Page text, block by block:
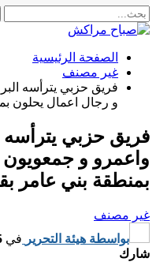
الصفحة الرئيسية
غير مصنف
فريق حزبي يترأسه
و رجال اعمال يحلون
فريق حزبي يترأسه
واعمرو و
بمنطقة بني عامر
غير مصنف
بواسطة هيئة التحرير في
شارك